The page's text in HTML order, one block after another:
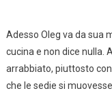
Adesso Oleg va da sua
cucina e non dice nulla.
arrabbiato, piuttosto
che le sedie si